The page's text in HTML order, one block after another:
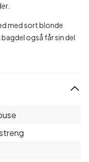
med sort blonde
også får sin del